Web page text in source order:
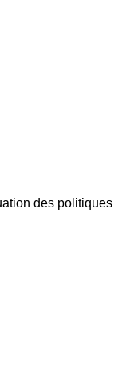
des politiques